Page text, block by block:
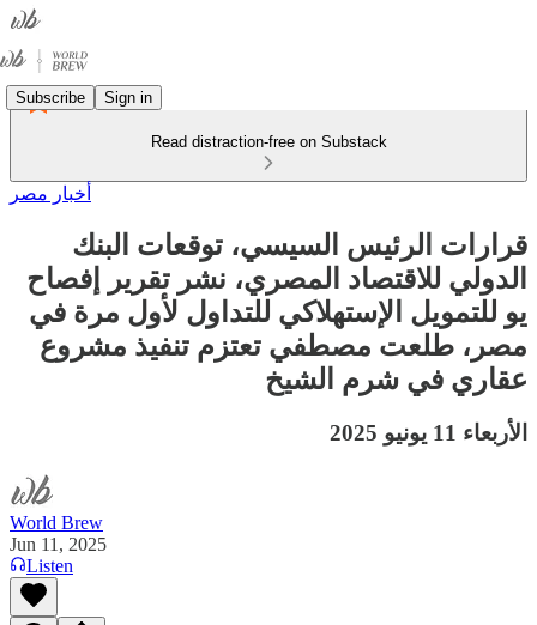
Subscribe Sign in
Read distraction-free on Substack
أخبار مصر
قرارات الرئيس السيسي، توقعات البنك
الدولي للاقتصاد المصري، نشر تقرير إفصاح
يو للتمويل الإستهلاكي للتداول لأول مرة في
مصر، طلعت مصطفي تعتزم تنفيذ مشروع
عقاري في شرم الشيخ
الأربعاء 11 يونيو 2025
World Brew
Jun 11, 2025
Listen